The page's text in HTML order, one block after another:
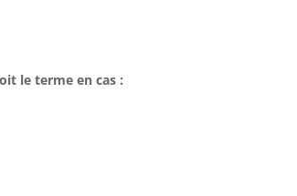
le terme en cas :